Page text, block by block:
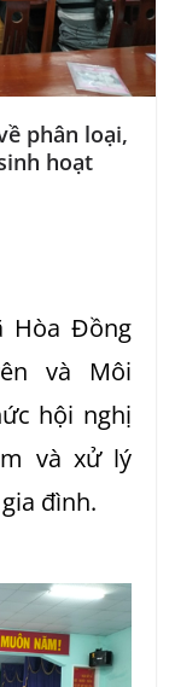
phân loại,
hoạt
Hòa Đồng
và Môi
hội nghị
và xử lý
đình.